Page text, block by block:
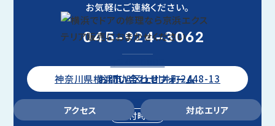
お気軽にご連絡ください。
045-924-3062
お問い合わせフォーム
受付時間
神奈川県横浜市旭区上川井町2448-13
アクセス 対応エリア